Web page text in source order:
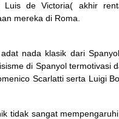
Luis de Victoria( akhir
mereka di Roma.
nada klasik dari
di Spanyol termotivasi
Scarlatti serta Luigi
tidak sangat